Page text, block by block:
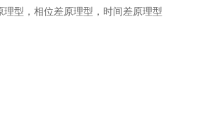
理型，相位差原理型，时间差原理型